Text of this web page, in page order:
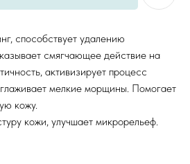
способствует удалению
смягчающее действие на
активизирует процесс
мелкие морщины. Помогает
кожу.
кожи, улучшает микрорельеф.